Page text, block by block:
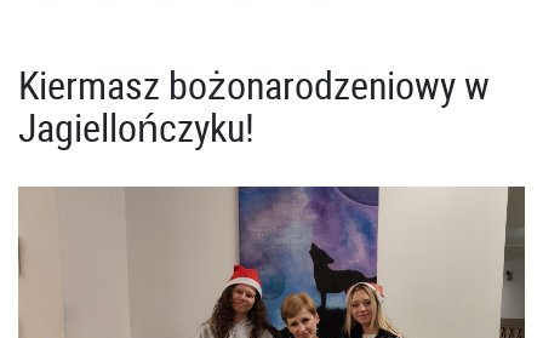
Kiermasz bożonarodzeniowy w
Jagiellończyku!